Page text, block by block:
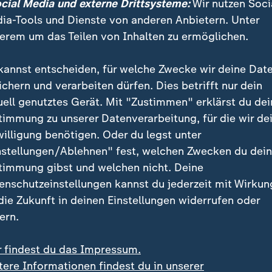
Voraussichtlich kein Bedarf
werde voraussichtlich nicht
Musterungen gebe, sagte Otte weiter.
Media und externe Drittsysteme:Wir nutzen
Tools und Dienste von anderen Anbietern. Unter
um das Teilen von Inhalten zu ermöglichen.
entscheiden, für welche Zwecke wir deine
und verarbeiten dürfen. Dies betrifft nur dein
genutztes Gerät. Mit "Zustimmen" erklärst du
zu unserer Datenverarbeitung, für die wir
benötigen. Oder du legst unter
Ablehnen" fest, welchen Zwecken du
gibst und welchen nicht. Deine
kannst du jederzeit mit
Zukunft in deinen Einstellungen widerrufen oder
findest du das Impressum.
Informationen findest du in unserer